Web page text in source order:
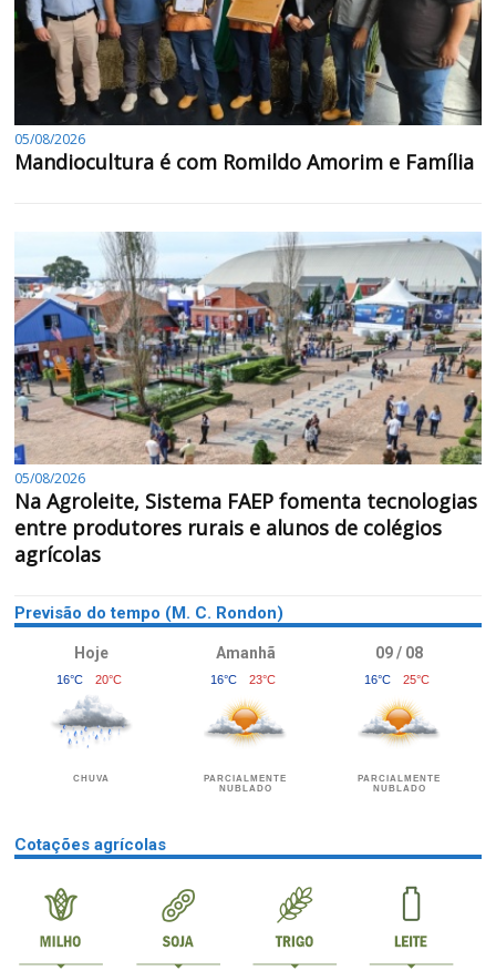
05/08/2026
Mandiocultura é com Romildo Amorim e Família
05/08/2026
Na Agroleite, Sistema FAEP fomenta tecnologias
entre produtores rurais e alunos de colégios
agrícolas
Previsão do tempo (M. C. Rondon)
Hoje
16°C 20°C
CHUVA
Amanhã
16°C 23°C
PARCIALMENTE
NUBLADO
09 / 08
16°C 25°C
PARCIALMENTE
NUBLADO
Cotações agrícolas